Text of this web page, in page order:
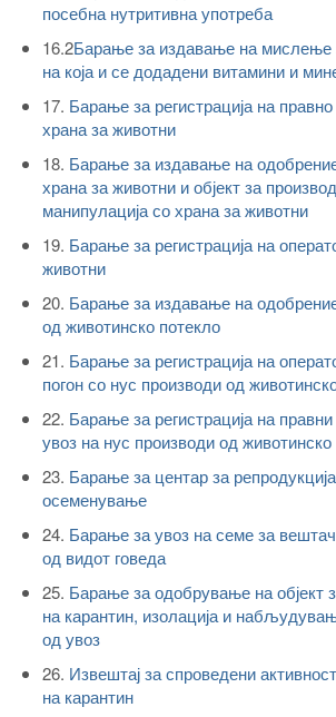
посебна нутритивна употреба
16.2Барање за издавање на мислење
на која и се додадени витамини и
17. Барање за регистрација на
храна за животни
18. Барање за издавање на
храна за животни и објект за
манипулација со храна за животни
19. Барање за регистрација на
животни
20. Барање за издавање на
од животинско потекло
21. Барање за регистрација на
погон со нус производи од
22. Барање за регистрација на
увоз на нус производи од животинско
23. Барање за центар за
осеменување
24. Барање за увоз на семе за
од видот говеда
25. Барање за одобрување на објект
на карантин, изолација и
од увоз
26. Извештај за спроведени
на карантин